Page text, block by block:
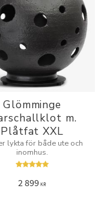
Glömminge
m.
Plåtfat XXL
lykta för både ute och
inomhus.
2 899KR